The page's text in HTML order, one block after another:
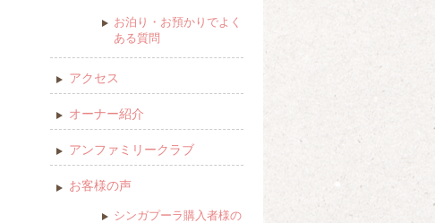
お泊り・お預かりでよく
ある質問
アクセス
オーナー紹介
アンファミリークラブ
お客様の声
シンガプーラ購入者様の